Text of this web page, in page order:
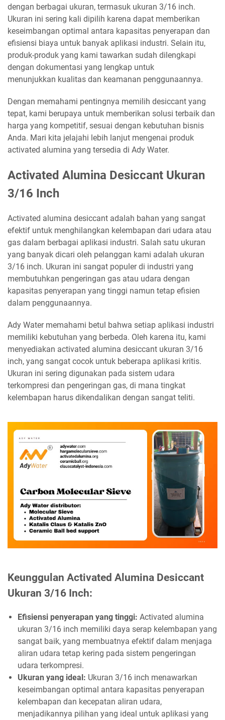
dengan berbagai ukuran, termasuk ukuran 3/16 inch.
Ukuran ini sering kali dipilih karena dapat memberikan
keseimbangan optimal antara kapasitas penyerapan dan
efisiensi biaya untuk banyak aplikasi industri. Selain itu,
produk-produk yang kami tawarkan sudah dilengkapi
dengan dokumentasi yang lengkap untuk
menunjukkan kualitas dan keamanan penggunaannya.
Dengan memahami pentingnya memilih desiccant yang
tepat, kami berupaya untuk memberikan solusi terbaik dan
harga yang kompetitif, sesuai dengan kebutuhan bisnis
Anda. Mari kita jelajahi lebih lanjut mengenai produk
activated alumina yang tersedia di Ady Water.
Activated Alumina Desiccant Ukuran
3/16 Inch
Activated alumina desiccant adalah bahan yang sangat
efektif untuk menghilangkan kelembapan dari udara atau
gas dalam berbagai aplikasi industri. Salah satu ukuran
yang banyak dicari oleh pelanggan kami adalah ukuran
3/16 inch. Ukuran ini sangat populer di industri yang
membutuhkan pengeringan gas atau udara dengan
kapasitas penyerapan yang tinggi namun tetap efisien
dalam penggunaannya.
Ady Water memahami betul bahwa setiap aplikasi industri
memiliki kebutuhan yang berbeda. Oleh karena itu, kami
menyediakan activated alumina desiccant ukuran 3/16
inch, yang sangat cocok untuk beberapa aplikasi kritis.
Ukuran ini sering digunakan pada sistem udara
terkompresi dan pengeringan gas, di mana tingkat
kelembapan harus dikendalikan dengan sangat teliti.
Keunggulan Activated Alumina Desiccant
Ukuran 3/16 Inch:
Efisiensi penyerapan yang tinggi: Activated alumina
ukuran 3/16 inch memiliki daya serap kelembapan yang
sangat baik, yang membuatnya efektif dalam menjaga
aliran udara tetap kering pada sistem pengeringan
udara terkompresi.
Ukuran yang ideal: Ukuran 3/16 inch menawarkan
keseimbangan optimal antara kapasitas penyerapan
kelembapan dan kecepatan aliran udara,
menjadikannya pilihan yang ideal untuk aplikasi yang